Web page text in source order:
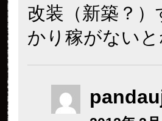
改装（新築？
かり稼がないと